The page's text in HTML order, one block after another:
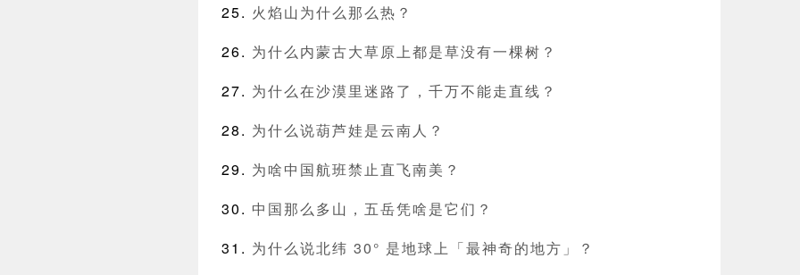
火焰山为什么那么热？
为什么内蒙古大草原上都是草没有一棵树？
为什么在沙漠里迷路了，千万不能走直线？
为什么说葫芦娃是云南人？
为啥中国航班禁止直飞南美？
中国那么多山，五岳凭啥是它们？
为什么说北纬 30° 是地球上「最神奇的地方」？